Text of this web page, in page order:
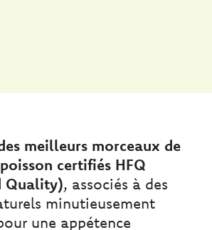
meilleurs morceaux de
certifiés HFQ
Quality), associés à des
minutieusement
une appétence